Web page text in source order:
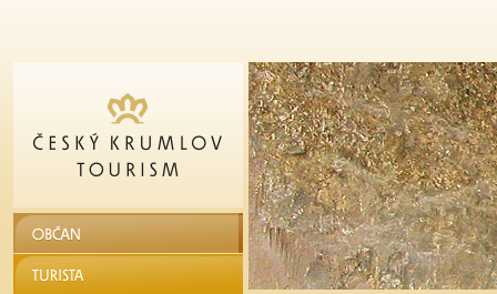
OBČAN
TURISTA